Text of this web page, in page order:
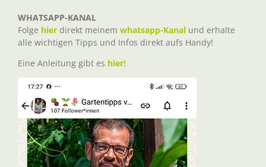
WHATSAPP-KANAL
Folge hier direkt meinem whatsapp-Kanal und erhalte
alle wichtigen Tipps und Infos direkt aufs Handy!
Eine Anleitung gibt es hier!